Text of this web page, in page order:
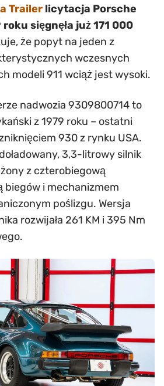
Trailer licytacja Porsche
sięgnęła już 171 000
że popyt na jeden z
wczesnych
modeli 911 wciąż jest wysoki.
nadwozia 9309800714 to
z 1979 roku – ostatni
930 z rynku USA.
3,3-litrowy silnik
z czterobiegową
biegów i mechanizmem
poślizgu. Wersja
rozwijała 261 KM i 395 Nm